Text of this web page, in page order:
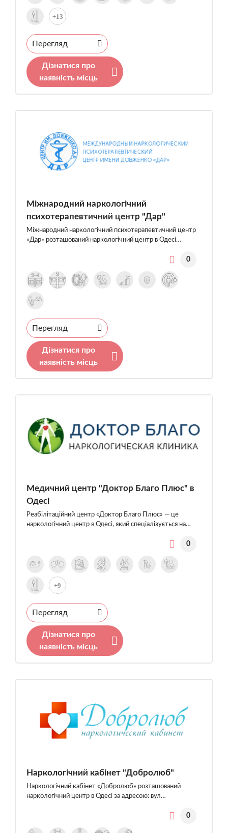
+13
Перегляд
Дізнатися про
наявність місць
Міжнародний наркологічний
психотерапевтичний центр "Дар"
Міжнародний наркологічний психотерапевтичний центр
«Дар» розташований наркологічний центр в Одесі…
0
Перегляд
Дізнатися про
наявність місць
Медичний центр "Доктор Благо Плюс" в
Одесі
Реабілітаційний центр «Доктор Благо Плюс» — це
наркологічний центр в Одесі, який спеціалізується на…
0
+9
Перегляд
Дізнатися про
наявність місць
Наркологічний кабінет "Добролюб"
Наркологічний кабінет «Добролюб» розташований
наркологічний центр в Одесі за адресою: вул…
0